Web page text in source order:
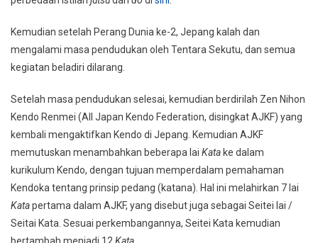
Kemudian setelah Perang Dunia ke-2, Jepang kalah dan
mengalami masa pendudukan oleh Tentara Sekutu, dan semua
kegiatan beladiri dilarang.
Setelah masa pendudukan selesai, kemudian berdirilah Zen Nihon
Kendo Renmei (All Japan Kendo Federation, disingkat AJKF) yang
kembali mengaktifkan Kendo di Jepang. Kemudian AJKF
memutuskan menambahkan beberapa Iai Kata ke dalam
kurikulum Kendo, dengan tujuan memperdalam pemahaman
Kendoka tentang prinsip pedang (katana). Hal ini melahirkan 7 Iai
Katapertama dalam AJKF, yang disebut juga sebagai Seitei Iai /
Seitai Kata. Sesuai perkembangannya, Seitei Kata kemudian